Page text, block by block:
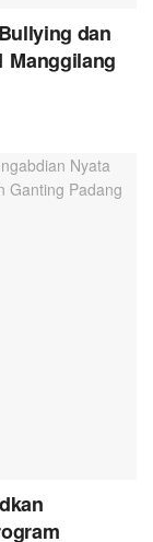
dan
Manggilang